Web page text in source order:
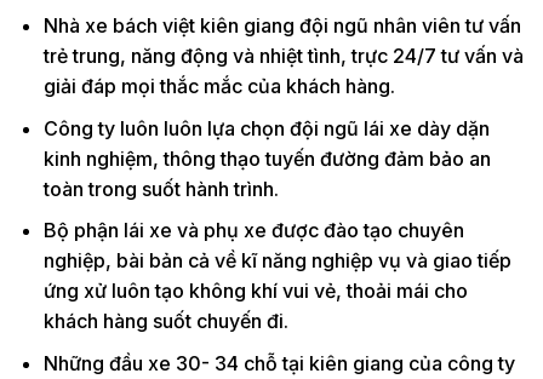
Nhà xe bách việt kiên giang đội ngũ nhân viên tư vấn
trẻ trung, năng động và nhiệt tình, trực 24/7 tư vấn và
giải đáp mọi thắc mắc của khách hàng.
Công ty luôn luôn lựa chọn đội ngũ lái xe dày dặn
kinh nghiệm, thông thạo tuyến đường đảm bảo an
toàn trong suốt hành trình.
Bộ phận lái xe và phụ xe được đào tạo chuyên
nghiệp, bài bản cả về kĩ năng nghiệp vụ và giao tiếp
ứng xử luôn tạo không khí vui vẻ, thoải mái cho
khách hàng suốt chuyến đi.
Những đầu xe 30- 34 chỗ tại kiên giang của công ty